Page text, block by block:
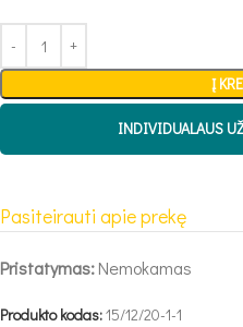
Į
INDIVIDUALAUS
Pasiteirauti apie prekę
Pristatymas:Nemokamas
Produkto kodas:15/12/20-1-1